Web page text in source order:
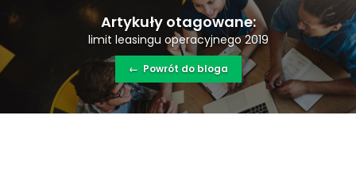
Artykuły otagowane:
limit leasingu operacyjnego 2019
← Powrót do bloga